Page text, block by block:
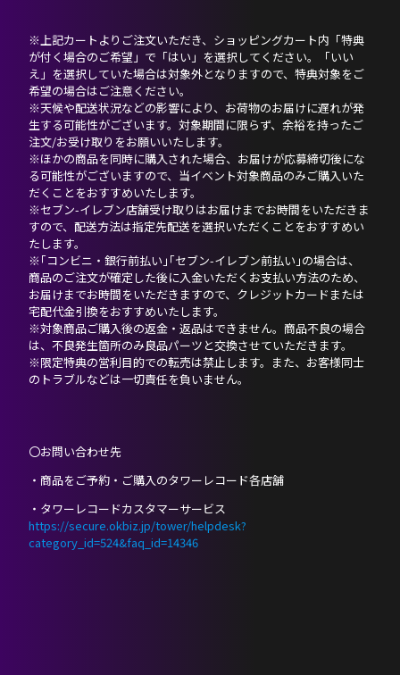
※上記カートよりご注文いただき、ショッピングカート内「特典
が付く場合のご希望」で「はい」を選択してください。「いい
え」を選択していた場合は対象外となりますので、特典対象をご
希望の場合はご注意ください。
※天候や配送状況などの影響により、お荷物のお届けに遅れが発
生する可能性がございます。対象期間に限らず、余裕を持ったご
注文/お受け取りをお願いいたします。
※ほかの商品を同時に購入された場合、お届けが応募締切後にな
る可能性がございますので、当イベント対象商品のみご購入いた
だくことをおすすめいたします。
※セブン-イレブン店舗受け取りはお届けまでお時間をいただきま
すので、配送方法は指定先配送を選択いただくことをおすすめい
たします。
※｢コンビニ・銀行前払い｣｢セブン-イレブン前払い｣の場合は、
商品のご注文が確定した後に入金いただくお支払い方法のため、
お届けまでお時間をいただきますので、クレジットカードまたは
宅配代金引換をおすすめいたします。
※対象商品ご購入後の返金・返品はできません。商品不良の場合
は、不良発生箇所のみ良品パーツと交換させていただきます。
※限定特典の営利目的での転売は禁止します。また、お客様同士
のトラブルなどは一切責任を負いません。
〇お問い合わせ先
・商品をご予約・ご購入のタワーレコード各店舗
・タワーレコードカスタマーサービス
https://secure.okbiz.jp/tower/helpdesk?
category_id=524&faq_id=14346